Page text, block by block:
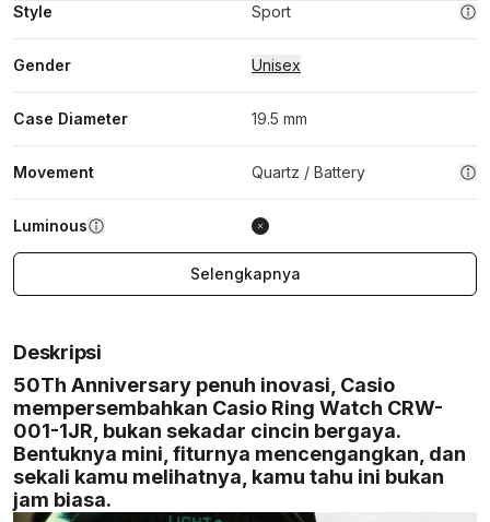
Style Sport
Gender Unisex
Case Diameter 19.5 mm
Movement Quartz / Battery
Luminous
Selengkapnya
Deskripsi
50Th Anniversary penuh inovasi, Casio
mempersembahkan Casio Ring Watch CRW-
001-1JR, bukan sekadar cincin bergaya.
Bentuknya mini, fiturnya mencengangkan, dan
sekali kamu melihatnya, kamu tahu ini bukan
jam biasa.